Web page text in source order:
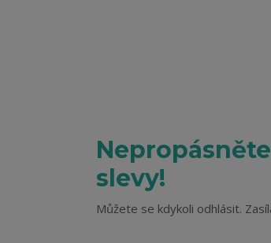
slevy!
Můžete se kdykoli odhlásit.